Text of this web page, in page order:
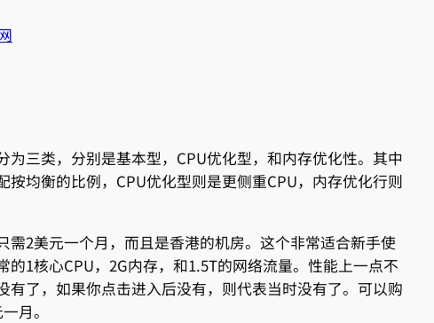
为三类，分别是基本型，CPU优化型，和内存优化性。其中
按均衡的比例，CPU优化型则是更侧重CPU，内存优化行则
需2美元一个月，而且是香港的机房。这个非常适合新手使
1核心CPU，2G内存，和1.5T的网络流量。性能上一点不
有了，如果你点击进入后没有，则代表当时没有了。可以购
月。